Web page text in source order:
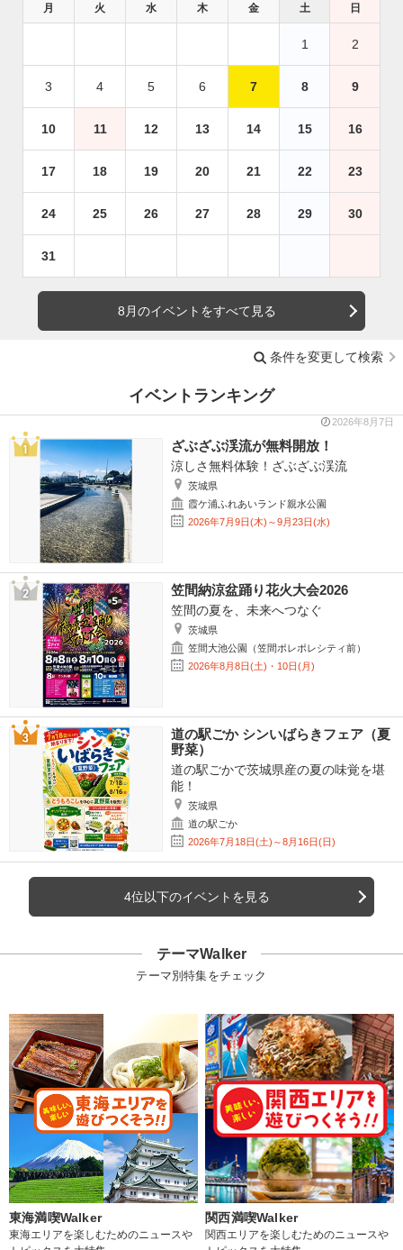
月 火 水 木 金 土 日
1 2
3 4 5 6 7 8 9
10 11 12 13 14 15 16
17 18 19 20 21 22 23
24 25 26 27 28 29 30
31
8月のイベントをすべて見る
条件を変更して検索
イベントランキング
2026年8月7日
ざぶざぶ渓流が無料開放！
涼しさ無料体験！ざぶざぶ渓流
茨城県
霞ケ浦ふれあいランド親水公園
2026年7月9日(木)～9月23日(水)
笠間納涼盆踊り花火大会2026
笠間の夏を、未来へつなぐ
茨城県
笠間大池公園（笠間ポレポレシティ前）
2026年8月8日(土)・10日(月)
道の駅ごか シンいばらきフェア（夏
野菜）
道の駅ごかで茨城県産の夏の味覚を堪
能！
茨城県
道の駅ごか
2026年7月18日(土)～8月16日(日)
4位以下のイベントを見る
テーマWalker
テーマ別特集をチェック
東海満喫Walker
東海エリアを楽しむためのニュースや
関西満喫Walker
関西エリアを楽しむためのニュースや